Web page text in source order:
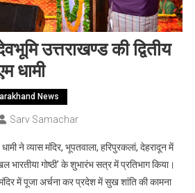
उत्तराखण्ड की द्वितीय
धामी
News
Sarv Samachar
ने व्यास मंदिर, भूपतवाला, हरिपुरकलां, देहरादून में
गोष्ठी’ के शुभारंभ सत्र में प्रतिभाग किया।
में पूजा अर्चना कर प्रदेश में सुख शांति की कामना